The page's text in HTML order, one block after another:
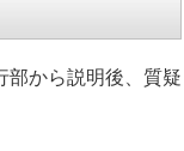
部から説明後、質疑